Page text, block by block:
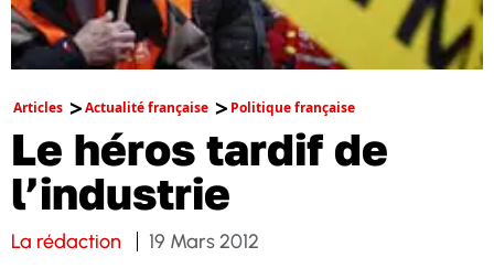
Articles Actualité française Politique française
Le héros tardif de
l’industrie
La rédaction 19 Mars 2012